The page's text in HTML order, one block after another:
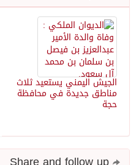
الجيش اليمني يستعيد ثلاث
مناطق جديدة في محافظة
حجة